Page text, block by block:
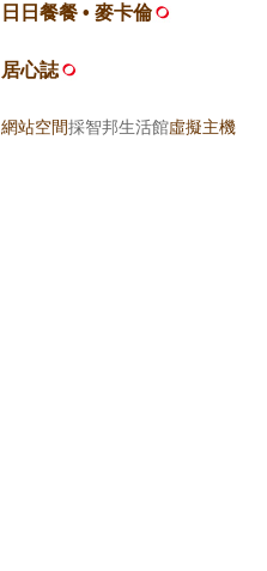
日日餐餐 • 麥卡倫
居心誌
網站空間採智邦生活館虛擬主機